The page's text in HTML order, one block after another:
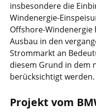
insbesondere die
Windenergie-
Offshore-
Ausbau in den
Strommarkt an
diesem Grund in dem
berücksichtigt werden.
Projekt vom